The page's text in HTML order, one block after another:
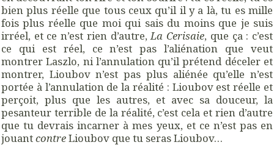
bien plus réelle que tous ceux qu’il il y a là, tu es mille
fois plus réelle que moi qui sais du moins que je suis
irréel, et ce n’est rien d’autre,La Cerisaie, que ça : c’est
ce qui est réel, ce n’est pas l’aliénation que veut
montrer Laszlo, ni l’annulation qu’il prétend déceler et
montrer, Lioubov n’est pas plus aliénée qu’elle n’est
portée à l’annulation de la réalité : Lioubov est réelle et
perçoit, plus que les autres, et avec sa douceur, la
pesanteur terrible de la réalité, c’est cela et rien d’autre
que tu devrais incarner à mes yeux, et ce n’est pas en
jouantcontreLioubov que tu seras Lioubov…